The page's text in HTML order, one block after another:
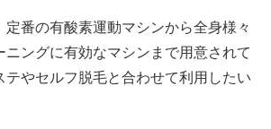
番の有酸素運動マシンから全身様々
ニングに有効なマシンまで用意されて
テやセルフ脱毛と合わせて利用したい